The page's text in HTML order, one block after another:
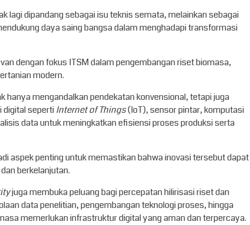
lagi dipandang sebagai isu teknis semata, melainkan sebagai
daya saing bangsa dalam menghadapi transformasi
dengan fokus ITSM dalam pengembangan riset biomasa,
modern.
hanya mengandalkan pendekatan konvensional, tetapi juga
digital sepertiInternet of Things(IoT), sensor pintar, komputasi
data untuk meningkatkan efisiensi proses produksi serta
aspek penting untuk memastikan bahwa inovasi tersebut dapat
berkelanjutan.
juga membuka peluang bagi percepatan hilirisasi riset dan
data penelitian, pengembangan teknologi proses, hingga
memerlukan infrastruktur digital yang aman dan terpercaya.